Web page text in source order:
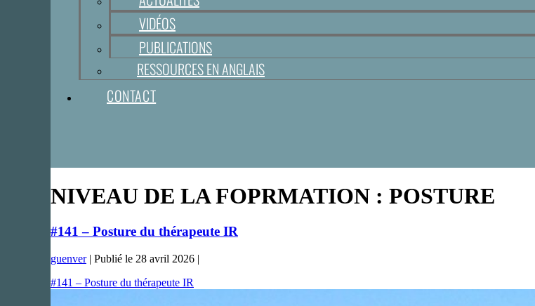
VIDÉOS
PUBLICATIONS
RESSOURCES EN ANGLAIS
CONTACT
NIVEAU DE LA FOPRMATION : POSTURE
#141 – Posture du thérapeute IR
guenver| Publié le 28 avril 2026 |
#141 – Posture du thérapeute IR